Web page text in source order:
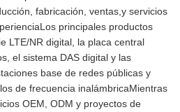
fabricación, ventas,y servicios
principales productos
LTE/NR digital, la placa central
el sistema DAS digital y las
base de redes públicas y
de frecuencia inalámbricaMientras
OEM, ODM y proyectos de